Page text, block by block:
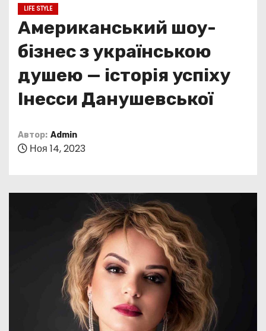
LIFE STYLE
Американський шоу-
бізнес з українською
душею — історія успіху
Інесси Данушевської
Автор: Admin
Ноя 14, 2023